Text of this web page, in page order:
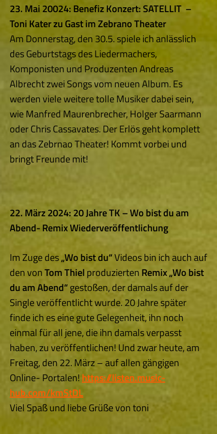
23. Mai 20024: Benefiz Konzert: SATELLIT –
Toni Kater zu Gast im Zebrano Theater
Am Donnerstag, den 30.5. spiele ich anlässlich
des Geburtstags des Liedermachers,
Komponisten und Produzenten Andreas
Albrecht zwei Songs vom neuen Album. Es
werden viele weitere tolle Musiker dabei sein,
wie Manfred Maurenbrecher, Holger Saarmann
oder Chris Cassavates. Der Erlös geht komplett
an das Zebrnao Theater! Kommt vorbei und
bringt Freunde mit!
22. März 2024: 20 Jahre TK – Wo bist du am
Abend- Remix Wiederveröffentlichung
Im Zuge des„Wo bist du“Videos bin ich auch auf
den vonTom ThielproduziertenRemix „Wo bist
du am Abend“gestoßen, der damals auf der
Single veröffentlicht wurde. 20 Jahre später
finde ich es eine gute Gelegenheit, ihn noch
einmal für all jene, die ihn damals verpasst
haben, zu veröffentlichen! Und zwar heute, am
Freitag, den 22. März – auf allen gängigen
Online- Portalen!https://listen.music-
hub.com/kmStDL
Viel Spaß und liebe Grüße von toni